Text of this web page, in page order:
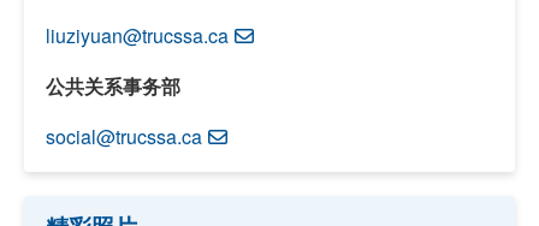
liuziyuan@trucssa.ca
公共关系事务部
social@trucssa.ca